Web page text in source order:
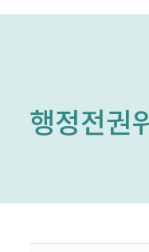
행정전권